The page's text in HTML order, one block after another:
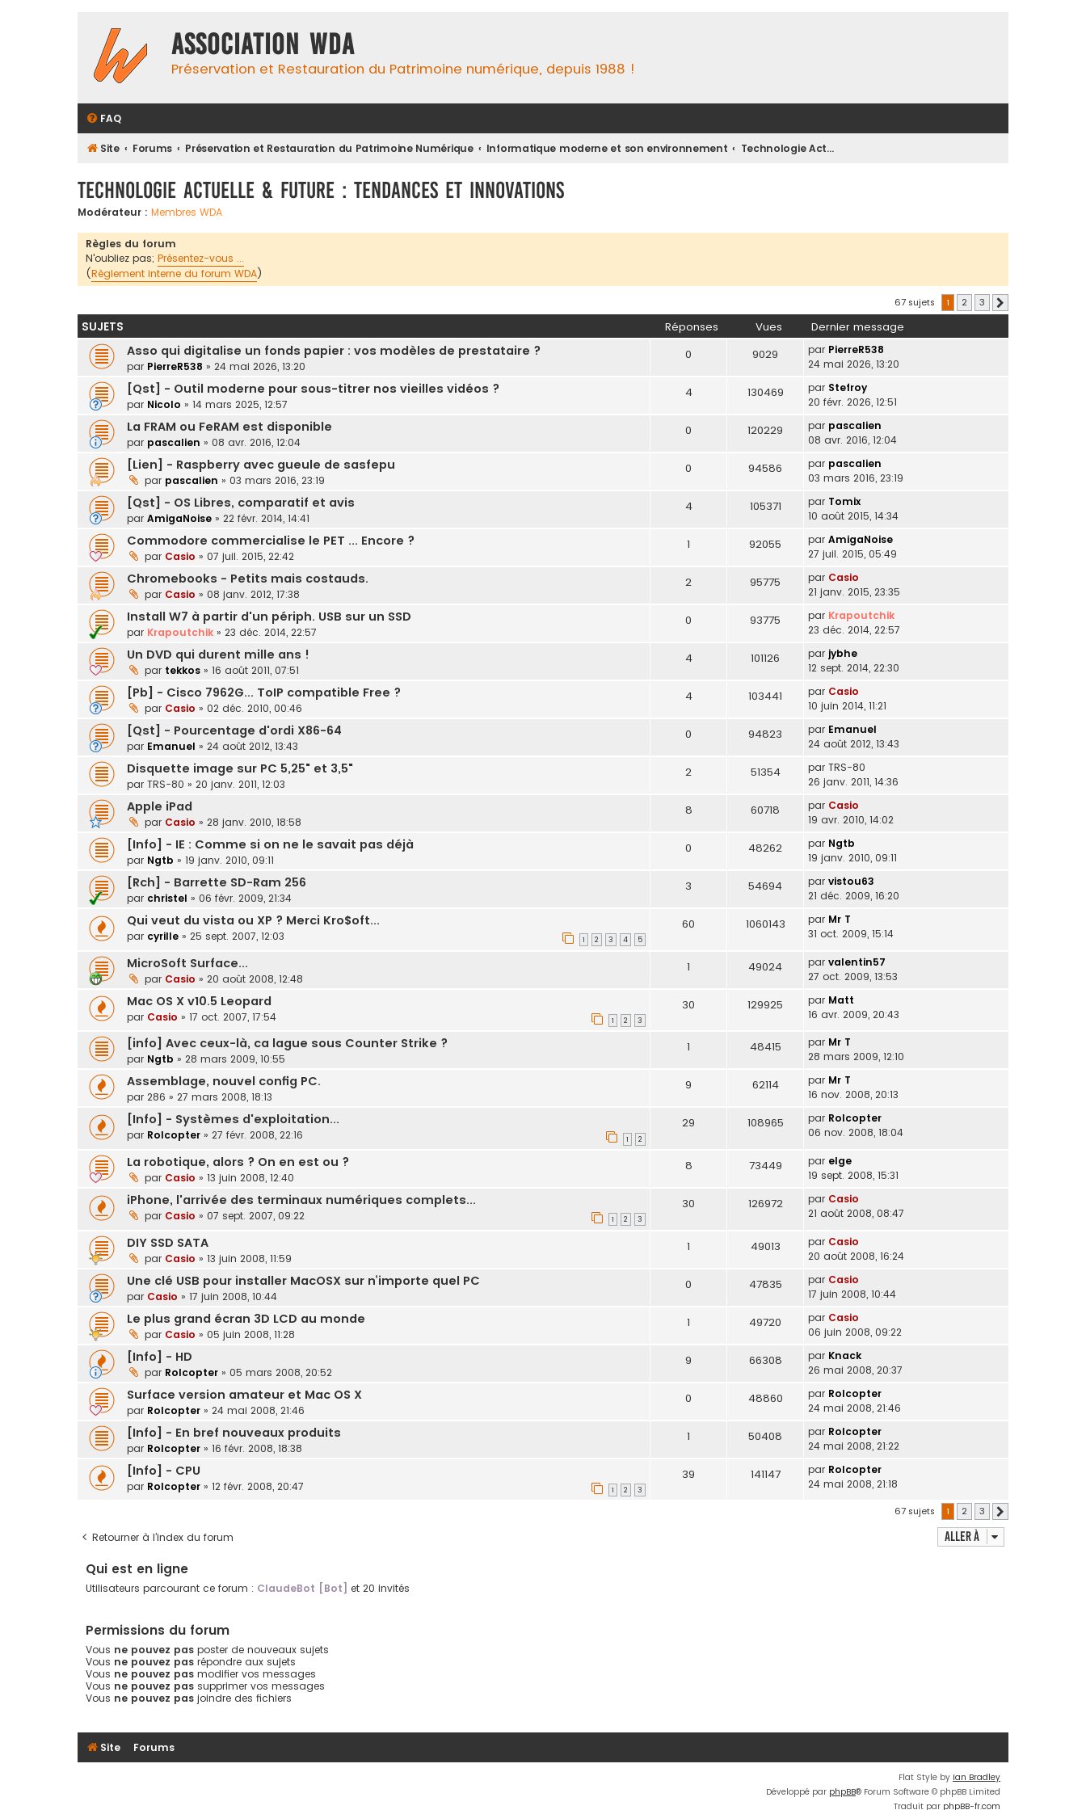
Association WDA
Préservation et Restauration du Patrimoine numérique, depuis 1988 !
FAQ
Site Forums Préservation et Restauration du Patrimoine Numérique Informatique moderne et son environnement Technologie Actuelle & Future : Tendances et Innovations
Technologie Actuelle & Future : Tendances et Innovations
Modérateur : Membres WDA
Règles du forum
N'oubliez pas; Présentez-vous ...
(Règlement interne du forum WDA)
67 sujets 1 2 3
SUJETS Réponses Vues Dernier message
Asso qui digitalise un fonds papier : vos modèles de prestataire ?
par PierreR538 » 24 mai 2026, 13:20
0 9029 par PierreR538
24 mai 2026, 13:20
[Qst] - Outil moderne pour sous-titrer nos vieilles vidéos ?
par Nicolo » 14 mars 2025, 12:57
4 130469 par Stefroy
20 févr. 2026, 12:51
La FRAM ou FeRAM est disponible
par pascalien » 08 avr. 2016, 12:04
0 120229 par pascalien
08 avr. 2016, 12:04
[Lien] - Raspberry avec gueule de sasfepu
par pascalien » 03 mars 2016, 23:19
0 94586 par pascalien
03 mars 2016, 23:19
[Qst] - OS Libres, comparatif et avis
par AmigaNoise » 22 févr. 2014, 14:41
4 105371 par Tomix
10 août 2015, 14:34
Commodore commercialise le PET ... Encore ?
par Casio » 07 juil. 2015, 22:42
1 92055 par AmigaNoise
27 juil. 2015, 05:49
Chromebooks - Petits mais costauds.
par Casio » 08 janv. 2012, 17:38
2 95775 par Casio
21 janv. 2015, 23:35
Install W7 à partir d'un périph. USB sur un SSD
par Krapoutchik » 23 déc. 2014, 22:57
0 93775 par Krapoutchik
23 déc. 2014, 22:57
Un DVD qui durent mille ans !
par tekkos » 16 août 2011, 07:51
4 101126 par jybhe
12 sept. 2014, 22:30
[Pb] - Cisco 7962G... ToIP compatible Free ?
par Casio » 02 déc. 2010, 00:46
4 103441 par Casio
10 juin 2014, 11:21
[Qst] - Pourcentage d'ordi X86-64
par Emanuel » 24 août 2012, 13:43
0 94823 par Emanuel
24 août 2012, 13:43
Disquette image sur PC 5,25" et 3,5"
par TRS-80 » 20 janv. 2011, 12:03
2 51354 par TRS-80
26 janv. 2011, 14:36
Apple iPad
par Casio » 28 janv. 2010, 18:58
8 60718 par Casio
19 avr. 2010, 14:02
[Info] - IE : Comme si on ne le savait pas déjà
par Ngtb » 19 janv. 2010, 09:11
0 48262 par Ngtb
19 janv. 2010, 09:11
[Rch] - Barrette SD-Ram 256
par christel » 06 févr. 2009, 21:34
3 54694 par vistou63
21 déc. 2009, 16:20
Qui veut du vista ou XP ? Merci Kro$oft...
par cyrille » 25 sept. 2007, 12:03 1 2 3 4 5
60 1060143 par Mr T
31 oct. 2009, 15:14
MicroSoft Surface...
par Casio » 20 août 2008, 12:48
1 49024 par valentin57
27 oct. 2009, 13:53
Mac OS X v10.5 Leopard
par Casio » 17 oct. 2007, 17:54 1 2 3
30 129925 par Matt
16 avr. 2009, 20:43
[info] Avec ceux-là, ca lague sous Counter Strike ?
par Ngtb » 28 mars 2009, 10:55
1 48415 par Mr T
28 mars 2009, 12:10
Assemblage, nouvel config PC.
par 286 » 27 mars 2008, 18:13
9 62114 par Mr T
16 nov. 2008, 20:13
[Info] - Systèmes d'exploitation...
par Rolcopter » 27 févr. 2008, 22:16 1 2
29 108965 par Rolcopter
06 nov. 2008, 18:04
La robotique, alors ? On en est ou ?
par Casio » 13 juin 2008, 12:40
8 73449 par elge
19 sept. 2008, 15:31
iPhone, l'arrivée des terminaux numériques complets...
par Casio » 07 sept. 2007, 09:22 1 2 3
30 126972 par Casio
21 août 2008, 08:47
DIY SSD SATA
par Casio » 13 juin 2008, 11:59
1 49013 par Casio
20 août 2008, 16:24
Une clé USB pour installer MacOSX sur n’importe quel PC
par Casio » 17 juin 2008, 10:44
0 47835 par Casio
17 juin 2008, 10:44
Le plus grand écran 3D LCD au monde
par Casio » 05 juin 2008, 11:28
1 49720 par Casio
06 juin 2008, 09:22
[Info] - HD
par Rolcopter » 05 mars 2008, 20:52
9 66308 par Knack
26 mai 2008, 20:37
Surface version amateur et Mac OS X
par Rolcopter » 24 mai 2008, 21:46
0 48860 par Rolcopter
24 mai 2008, 21:46
[Info] - En bref nouveaux produits
par Rolcopter » 16 févr. 2008, 18:38
1 50408 par Rolcopter
24 mai 2008, 21:22
[Info] - CPU
par Rolcopter » 12 févr. 2008, 20:47 1 2 3
39 141147 par Rolcopter
24 mai 2008, 21:18
67 sujets 1 2 3
Retourner à l’index du forum Aller à
Qui est en ligne
Utilisateurs parcourant ce forum : ClaudeBot [Bot] et 20 invités
Permissions du forum
Vous ne pouvez pas poster de nouveaux sujets
Vous ne pouvez pas répondre aux sujets
Vous ne pouvez pas modifier vos messages
Vous ne pouvez pas supprimer vos messages
Vous ne pouvez pas joindre des fichiers
Site Forums
Flat Style by Ian Bradley
Développé par phpBB® Forum Software © phpBB Limited
Traduit par phpBB-fr.com